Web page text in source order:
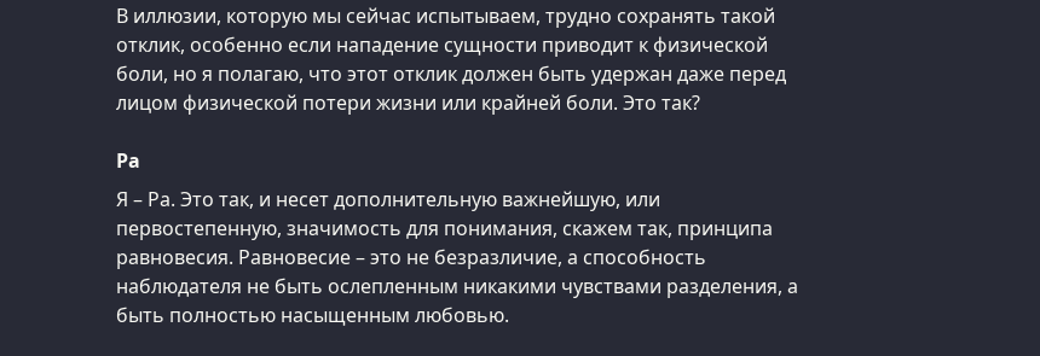
В иллюзии, которую мы сейчас испытываем, трудно сохранять такой
отклик, особенно если нападение сущности приводит к физической
боли, но я полагаю, что этот отклик должен быть удержан даже перед
лицом физической потери жизни или крайней боли. Это так?
Ра
Я – Ра. Это так, и несет дополнительную важнейшую, или
первостепенную, значимость для понимания, скажем так, принципа
равновесия. Равновесие – это не безразличие, а способность
наблюдателя не быть ослепленным никакими чувствами разделения, а
быть полностью насыщенным любовью.